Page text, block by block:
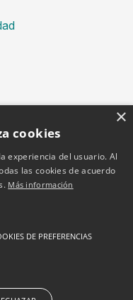
×
cookies
experiencia del usuario. Al
las cookies de acuerdo
Más información
DE PREFERENCIAS